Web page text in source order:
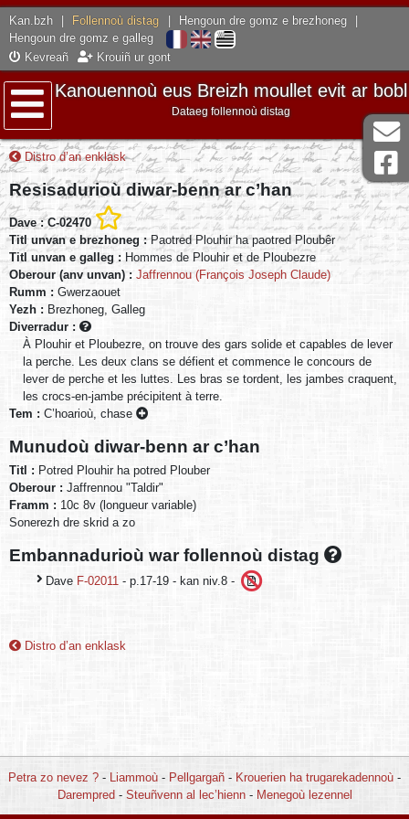
Kan.bzh Follennoù distag Hengoun dre gomz e brezhoneg
Hengoun dre gomz e galleg
Kevreañ
Krouiñ ur gont
Lañser
Kanouennoù eus Breizh moullet evit ar bobl
Dataeg follennoù distag
Distro d’an enklask
Resisadurioù diwar-benn ar c’han
Dave : C-02470
Titl unvan e brezhoneg :Paotred Plouhir ha paotred Ploubêr
Titl unvan e galleg : Hommes de Plouhir et de Ploubezre
Oberour (anv unvan) : Jaffrennou (François Joseph Claude)
Rumm : Gwerzaouet
Yezh : Brezhoneg, Galleg
Diverradur :
À Plouhir et Ploubezre, on trouve des gars solide et capables de lever
la perche. Les deux clans se défient et commence le concours de
lever de perche et les luttes. Les bras se tordent, les jambes craquent,
les crocs-en-jambe précipitent à terre.
Tem : C’hoarioù, chase
Munudoù diwar-benn ar c’han
Titl : Potred Plouhir ha potred Plouber
Oberour : Jaffrennou "Taldir"
Framm : 10c 8v (longueur variable)
Sonerezh dre skrid a zo
Embannadurioù war follennoù distag
Dave F-02011 - p.17-19 - kan niv.8 -
Distro d’an enklask
Petra zo nevez ? - Liammoù - Pellgargañ - Krouerien ha trugarekadennoù -
Darempred- Steuñvenn al lec’hienn- Menegoù lezennel